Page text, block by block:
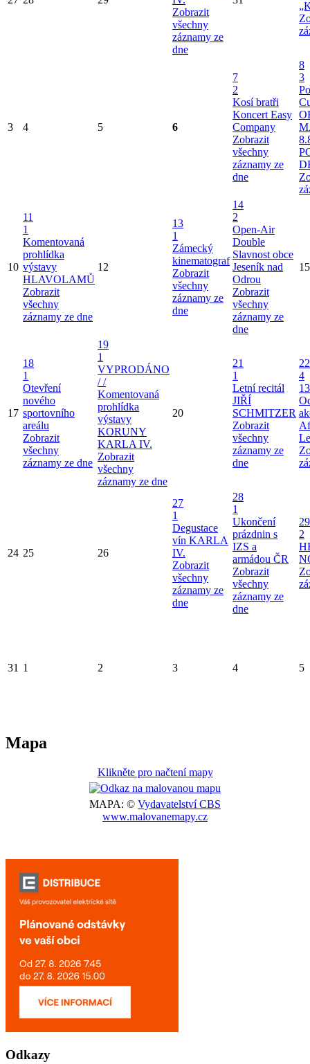
Zobrazit
všechny
záznamy ze
dne
3 4 5 6
7
2
Kosí bratři
Koncert Easy
Company
Zobrazit
všechny
záznamy ze
dne
8
3
10
11
1
Komentovaná
prohlídka
výstavy
HLAVOLAMŮ
Zobrazit
všechny
záznamy ze dne
12
13
1
Zámecký
kinematograf
Zobrazit
všechny
záznamy ze
dne
14
2
Open-Air
Double
Slavnost obce
Jeseník nad
Odrou
Zobrazit
všechny
záznamy ze
dne
15
17
18
1
Otevření
nového
sportovního
areálu
Zobrazit
všechny
záznamy ze dne
19
1
VYPRODÁNO
/ /
Komentovaná
prohlídka
výstavy
KORUNY
KARLA IV.
Zobrazit
všechny
záznamy ze dne
20
21
1
Letní recitál
JIŘÍ
SCHMITZER
Zobrazit
všechny
záznamy ze
dne
22
4
24 25 26
27
1
Degustace
vín KARLA
IV.
Zobrazit
všechny
záznamy ze
dne
28
1
Ukončení
prázdnin s
IZS a
armádou ČR
Zobrazit
všechny
záznamy ze
dne
29
2
31 1 2 3 4 5
Mapa
Klikněte pro načtení mapy
MAPA: © Vydavatelství CBS
www.malovanemapy.cz
Odkazy